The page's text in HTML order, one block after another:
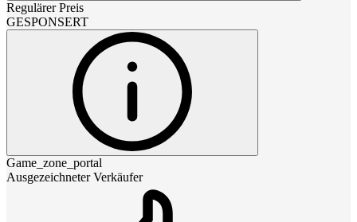
Regulärer Preis
GESPONSERT
Game_zone_portal
Ausgezeichneter Verkäufer